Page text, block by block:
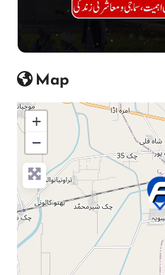
Map
+
−
Press Enter key to search